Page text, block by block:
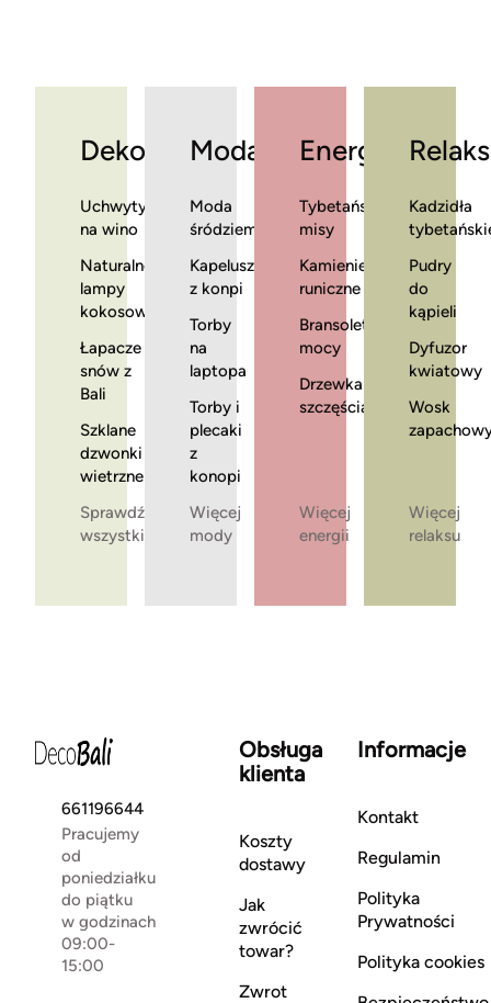
Dekoracje
Uchwyty
na wino
Naturalne
lampy
kokosowe
Łapacze
snów z
Bali
Szklane
dzwonki
wietrzne
Sprawdź
wszystkie
Moda
Moda
śródziemnomorska
Kapelusze
z konpi
Torby
na
laptopa
Torby i
plecaki
z
konopi
Więcej
mody
Energia
Tybetańskie
misy
Kamienie
runiczne
Bransoletki
mocy
Drzewka
szczęścia
Więcej
energii
Relaks
Kadzidła
Pudry
do
kąpieli
Dyfuzor
kwiatowy
Wosk
Więcej
relaksu
661196644
Pracujemy
od
poniedziałku
do piątku
w godzinach
09:00-
15:00
Obsługa
klienta
Koszty
dostawy
Jak
zwrócić
towar?
Zwrot
Informacje
Kontakt
Regulamin
Polityka
Prywatności
Polityka cookies